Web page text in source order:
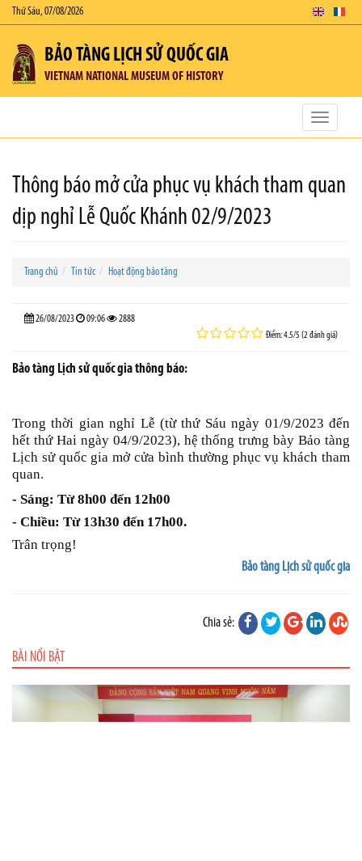
Thứ Sáu, 07/08/2026
BẢO TÀNG LỊCH SỬ QUỐC GIA
VIETNAM NATIONAL MUSEUM OF HISTORY
Toggle
Thông báo mở cửa phục vụ khách tham quan
dịp nghỉ Lễ Quốc Khánh 02/9/2023
Trang chủ Tin tức Hoạt động bảo tàng
26/08/2023 09:06 2888
Điểm: 4.5/5 (2 đánh giá)
Bảo tàng Lịch sử quốc gia thông báo:
Trong thời gian nghỉ Lễ (từ thứ Sáu ngày 01/9/2023 đến
hết thứ Hai ngày 04/9/2023), hệ thống trưng bày Bảo tàng
Lịch sử quốc gia mở cửa bình thường phục vụ khách tham
quan.
- Sáng: Từ 8h00 đến 12h00
- Chiều: Từ 13h30 đến 17h00.
Trân trọng!
Bảo tàng Lịch sử quốc gia
Chia sẻ:
BÀI NỔI BẬT